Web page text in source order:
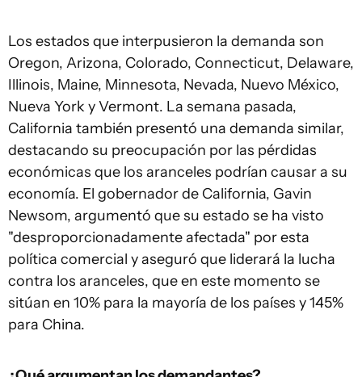
Los estados que interpusieron la demanda son
Oregon, Arizona, Colorado, Connecticut, Delaware,
Illinois, Maine, Minnesota, Nevada, Nuevo México,
Nueva York y Vermont. La semana pasada,
California también presentó una demanda similar,
destacando su preocupación por las pérdidas
económicas que los aranceles podrían causar a su
economía. El gobernador de California, Gavin
Newsom, argumentó que su estado se ha visto
"desproporcionadamente afectada" por esta
política comercial y aseguró que liderará la lucha
contra los aranceles, que en este momento se
sitúan en 10% para la mayoría de los países y 145%
para China.